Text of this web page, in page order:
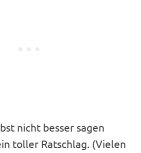
nicht besser sagen
toller Ratschlag. (Vielen